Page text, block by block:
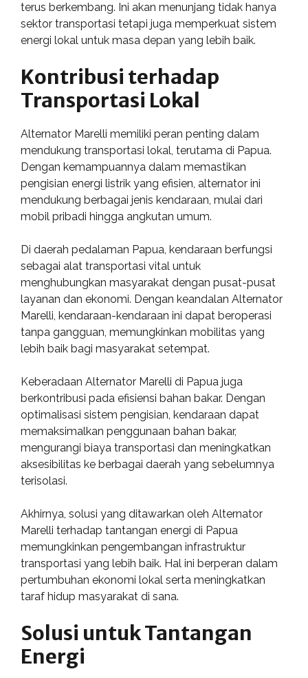
terus berkembang. Ini akan menunjang tidak hanya
sektor transportasi tetapi juga memperkuat sistem
energi lokal untuk masa depan yang lebih baik.
Kontribusi terhadap
Transportasi Lokal
Alternator Marelli memiliki peran penting dalam
mendukung transportasi lokal, terutama di Papua.
Dengan kemampuannya dalam memastikan
pengisian energi listrik yang efisien, alternator ini
mendukung berbagai jenis kendaraan, mulai dari
mobil pribadi hingga angkutan umum.
Di daerah pedalaman Papua, kendaraan berfungsi
sebagai alat transportasi vital untuk
menghubungkan masyarakat dengan pusat-pusat
layanan dan ekonomi. Dengan keandalan Alternator
Marelli, kendaraan-kendaraan ini dapat beroperasi
tanpa gangguan, memungkinkan mobilitas yang
lebih baik bagi masyarakat setempat.
Keberadaan Alternator Marelli di Papua juga
berkontribusi pada efisiensi bahan bakar. Dengan
optimalisasi sistem pengisian, kendaraan dapat
memaksimalkan penggunaan bahan bakar,
mengurangi biaya transportasi dan meningkatkan
aksesibilitas ke berbagai daerah yang sebelumnya
terisolasi.
Akhirnya, solusi yang ditawarkan oleh Alternator
Marelli terhadap tantangan energi di Papua
memungkinkan pengembangan infrastruktur
transportasi yang lebih baik. Hal ini berperan dalam
pertumbuhan ekonomi lokal serta meningkatkan
taraf hidup masyarakat di sana.
Solusi untuk Tantangan
Energi